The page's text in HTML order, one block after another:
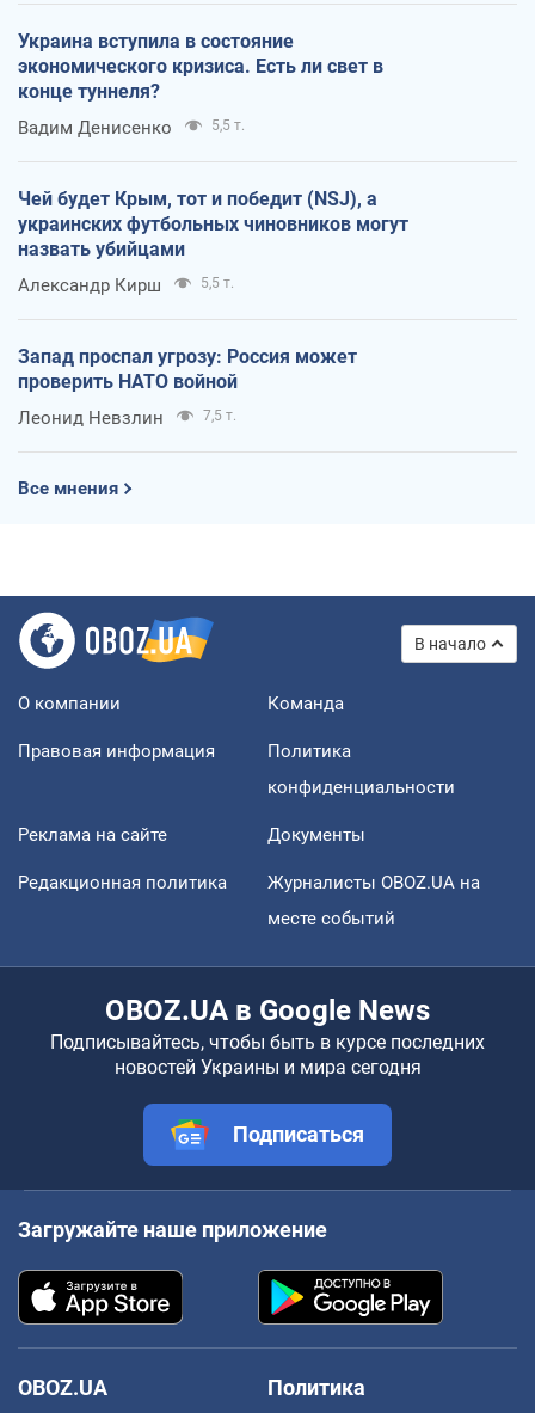
Украина вступила в состояние
экономического кризиса. Есть ли свет в
конце туннеля?
Вадим Денисенко 5,5 т.
Чей будет Крым, тот и победит (NSJ), а
украинских футбольных чиновников могут
назвать убийцами
Александр Кирш 5,5 т.
Запад проспал угрозу: Россия может
проверить НАТО войной
Леонид Невзлин 7,5 т.
Все мнения
В начало
О компании Команда
Правовая информация
Политика
конфиденциальности
Реклама на сайте Документы
Редакционная политика
Журналисты OBOZ.UA на
месте событий
OBOZ.UA в Google News
Подписывайтесь, чтобы быть в курсе последних
новостей Украины и мира сегодня
Подписаться
Загружайте наше приложение
OBOZ.UA
Политика